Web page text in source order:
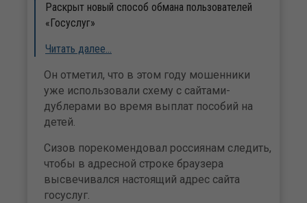
Раскрыт новый способ обмана пользователей
«Госуслуг»
Читать далее…
Он отметил, что в этом году мошенники
уже использовали схему с сайтами-
дублерами во время выплат пособий на
детей.
Сизов порекомендовал россиянам следить,
чтобы в адресной строке браузера
высвечивался настоящий адрес сайта
госуслуг.